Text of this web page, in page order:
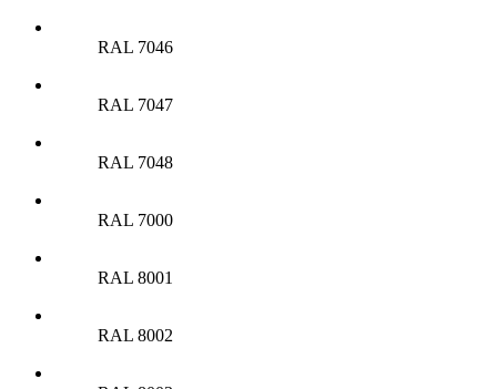
RAL 7046
RAL 7047
RAL 7048
RAL 7000
RAL 8001
RAL 8002